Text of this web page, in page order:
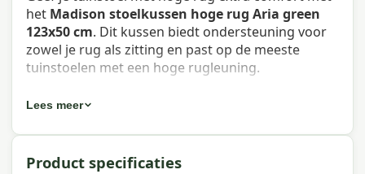
het Madison stoelkussen hoge rug Aria green
123x50 cm. Dit kussen biedt ondersteuning voor
zowel je rug als zitting en past op de meeste
tuinstoelen met een hoge rugleuning.
Eigenschappen Madison stoelkussen
hoge rug Aria green 123x50 cm
Artikelnummer:PHONF528
Lees meer
Product specificaties